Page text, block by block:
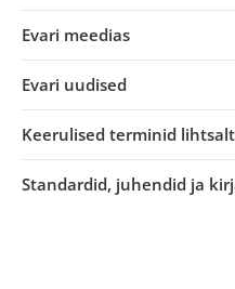
Evari meedias
Evari uudised
Keerulised terminid lihtsalt
Standardid, juhendid ja